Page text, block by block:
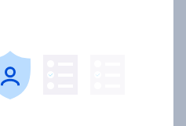
Stabile